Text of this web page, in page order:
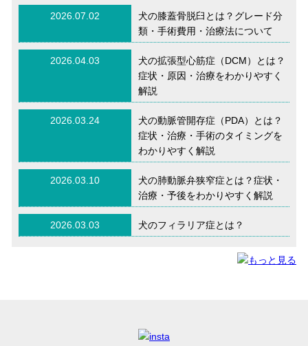
2026.07.02
犬の膝蓋骨脱臼とは？グレード分
類・手術費用・治療法について
2026.04.03
犬の拡張型心筋症（DCM）とは？
症状・原因・治療をわかりやすく
解説
2026.03.24
犬の動脈管開存症（PDA）とは？
症状・治療・手術のタイミングを
わかりやすく解説
2026.03.10
犬の肺動脈弁狭窄症とは？症状・
治療・予後をわかりやすく解説
2026.03.03 犬のフィラリア症とは？